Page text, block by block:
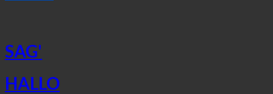
SAG'
HALLO